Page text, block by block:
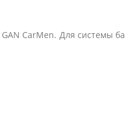
CarMen. Для системы